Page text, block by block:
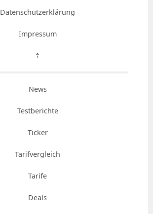
Datenschutzerklärung
Impressum
⇡
News
Testberichte
Ticker
Tarifvergleich
Tarife
Deals